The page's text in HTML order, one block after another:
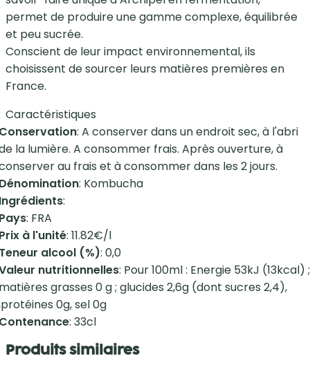
permet de produire une gamme complexe, équilibrée
et peu sucrée.
Conscient de leur impact environnemental, ils
choisissent de sourcer leurs matières premières en
France.
Caractéristiques
: A conserver dans un endroit sec, à l'abri
la lumière. A consommer frais. Après ouverture, à
au frais et à consommer dans les 2 jours.
: Kombucha
:
: FRA
à l'unité: 11.82€/l
alcool (%): 0,0
nutritionnelles: Pour 100ml : Energie 53kJ (13kcal) ;
grasses 0 g ; glucides 2,6g (dont sucres 2,4),
0g, sel 0g
: 33cl
Produits similaires